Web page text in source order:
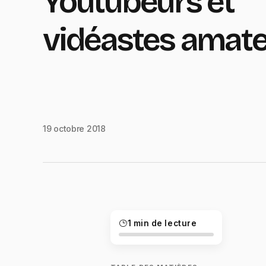
vidéastes
19 octobre 2018
1 min de lecture